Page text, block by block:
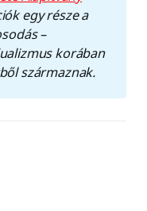
egy része a
–
korában
származnak.